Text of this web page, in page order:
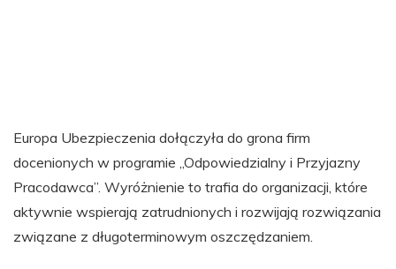
Europa Ubezpieczenia dołączyła do grona firm
docenionych w programie „Odpowiedzialny i Przyjazny
Pracodawca”. Wyróżnienie to trafia do organizacji, które
aktywnie wspierają zatrudnionych i rozwijają rozwiązania
związane z długoterminowym oszczędzaniem.